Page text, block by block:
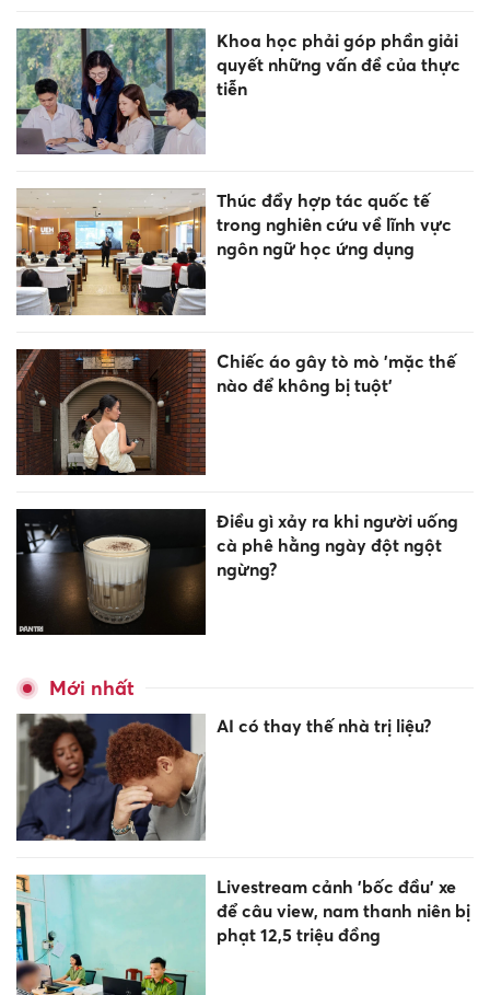
Khoa học phải góp phần giải
quyết những vấn đề của thực
tiễn
Thúc đẩy hợp tác quốc tế
trong nghiên cứu về lĩnh vực
ngôn ngữ học ứng dụng
Chiếc áo gây tò mò 'mặc thế
nào để không bị tuột'
Điều gì xảy ra khi người uống
cà phê hằng ngày đột ngột
ngừng?
Mới nhất
AI có thay thế nhà trị liệu?
Livestream cảnh 'bốc đầu' xe
để câu view, nam thanh niên bị
phạt 12,5 triệu đồng